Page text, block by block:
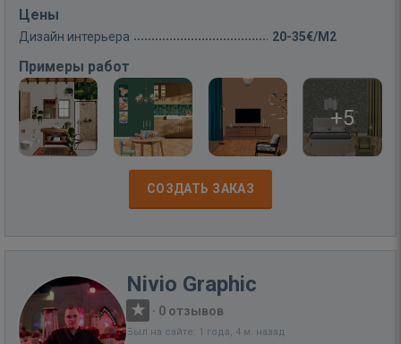
Цены
Дизайн интерьера 20-35€/M2
Примеры работ
+5
СОЗДАТЬ ЗАКАЗ
Nivio Graphic
· 0 отзывов
Был на сайте: 1 года, 4 м. назад